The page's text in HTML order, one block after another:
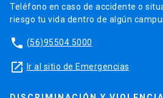
Teléfono en caso de accidente o
riesgo tu vida dentro de algún
phone (56)95504 5000
launch Ir al sitio de Emergencias